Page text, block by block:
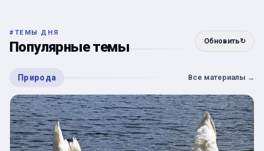
#ТЕМЫ ДНЯ
Популярные темы Обновить↻
Природа Все материалы →